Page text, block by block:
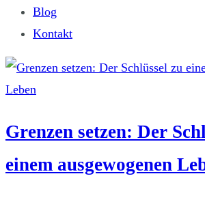
Blog
Kontakt
Grenzen setzen: Der
einem ausgewogenen